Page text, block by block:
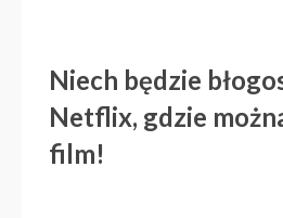
Niech będzie
Netflix, gdzie
film!